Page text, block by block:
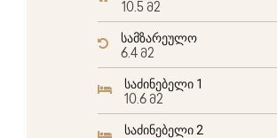
10.5 მ2
სამზარეულო
6.4 მ2
საძინებელი 1
10.6 მ2
საძინებელი 2